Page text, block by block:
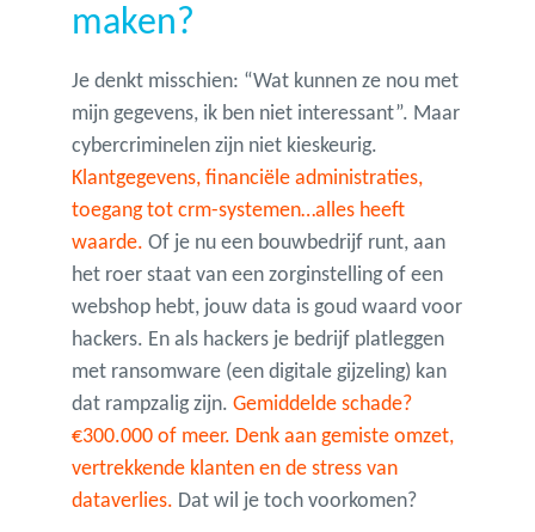
maken?
Je denkt misschien: “Wat kunnen ze nou met
mijn gegevens, ik ben niet interessant”. Maar
cybercriminelen zijn niet kieskeurig.
Klantgegevens, financiële administraties,
toegang tot crm-systemen…alles heeft
waarde. Of je nu een bouwbedrijf runt, aan
het roer staat van een zorginstelling of een
webshop hebt, jouw data is goud waard voor
hackers. En als hackers je bedrijf platleggen
met ransomware (een digitale gijzeling) kan
dat rampzalig zijn. Gemiddelde schade?
€300.000 of meer. Denk aan gemiste omzet,
vertrekkende klanten en de stress van
dataverlies. Dat wil je toch voorkomen?